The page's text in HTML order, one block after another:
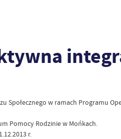
Społecznego w ramach Programu
Pomocy Rodzinie w Mońkach.
r.